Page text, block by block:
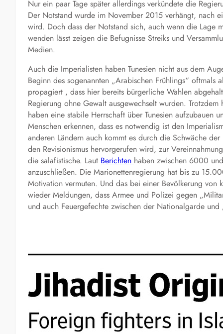
Nur ein paar Tage später allerdings verkündete die
Der Notstand wurde im November 2015 verhängt, nach
wird. Doch dass der Notstand sich, auch wenn die Lage
wenden lässt zeigen die Befugnisse Streiks und
Medien.
Auch die Imperialisten haben Tunesien nicht aus dem
Beginn des sogenannten „Arabischen Frühlings“
propagiert , dass hier bereits bürgerliche Wahlen
Regierung ohne Gewalt ausgewechselt wurden.
haben eine stabile Herrschaft über Tunesien
Menschen erkennen, dass es notwendig ist den
anderen Ländern auch kommt es durch die Schwäche
den Revisionismus hervorgerufen wird, zur
die salafistische. Laut Berichten haben zwischen 6000
anzuschließen. Die Marionettenregierung hat bis zu
Motivation vermuten. Und das bei einer Bevölkerung von
wieder Meldungen, dass Armee und Polizei gegen
und auch Feuergefechte zwischen der Nationalgarde und